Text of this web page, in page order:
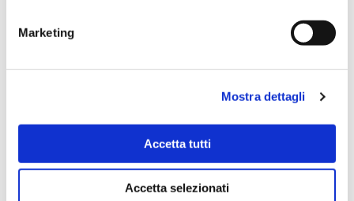
Marketing
Mostra dettagli
Accetta tutti
Accetta selezionati